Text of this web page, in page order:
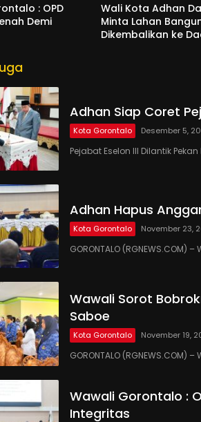
: OPD
Demi
Wali Kota Adhan
Minta Lahan
Dikembalikan ke
Adhan Siap Coret
Kota Gorontalo Desember 5,
Pejabat Eselon III Dilantik Pekan
Adhan Hapus
Kota Gorontalo November 23,
GORONTALO
Wawali Sorot
Saboe
Kota Gorontalo November 19,
GORONTALO
Wawali Gorontalo :
Integritas